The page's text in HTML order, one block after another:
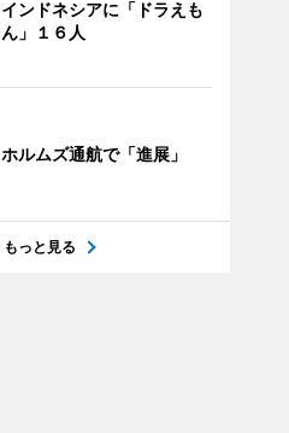
インドネシアに「ドラえも
ん」１６人
ホルムズ通航で「進展」
もっと見る